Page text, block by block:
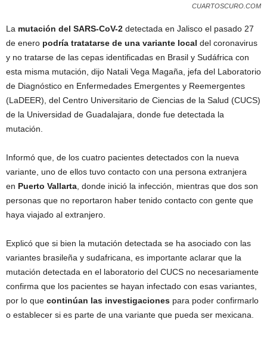
CUARTOSCURO.COM
La mutación del SARS-CoV-2 detectada en Jalisco el pasado 27
de enero podría tratatarse de una variante local del coronavirus
y no tratarse de las cepas identificadas en Brasil y Sudáfrica con
esta misma mutación, dijo Natali Vega Magaña, jefa del Laboratorio
de Diagnóstico en Enfermedades Emergentes y Reemergentes
(LaDEER), del Centro Universitario de Ciencias de la Salud (CUCS)
de la Universidad de Guadalajara, donde fue detectada la
mutación.
Informó que, de los cuatro pacientes detectados con la nueva
variante, uno de ellos tuvo contacto con una persona extranjera
en Puerto Vallarta , donde inició la infección, mientras que dos son
personas que no reportaron haber tenido contacto con gente que
haya viajado al extranjero.
Explicó que si bien la mutación detectada se ha asociado con las
variantes brasileña y sudafricana, es importante aclarar que la
mutación detectada en el laboratorio del CUCS no necesariamente
confirma que los pacientes se hayan infectado con esas variantes,
por lo que continúan las investigaciones para poder confirmarlo
o establecer si es parte de una variante que pueda ser mexicana.